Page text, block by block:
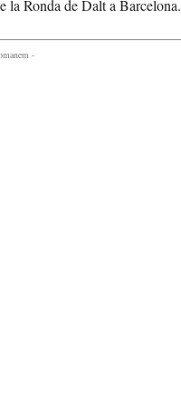
la Ronda de Dalt a Barcelona.
-